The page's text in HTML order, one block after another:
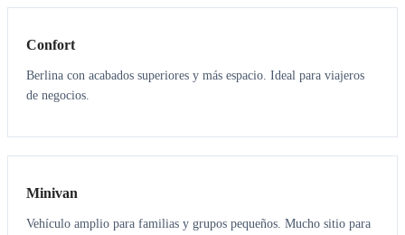
Confort
Berlina con acabados superiores y más espacio. Ideal para viajeros
de negocios.
6 5
Minivan
Vehículo amplio para familias y grupos pequeños. Mucho sitio para